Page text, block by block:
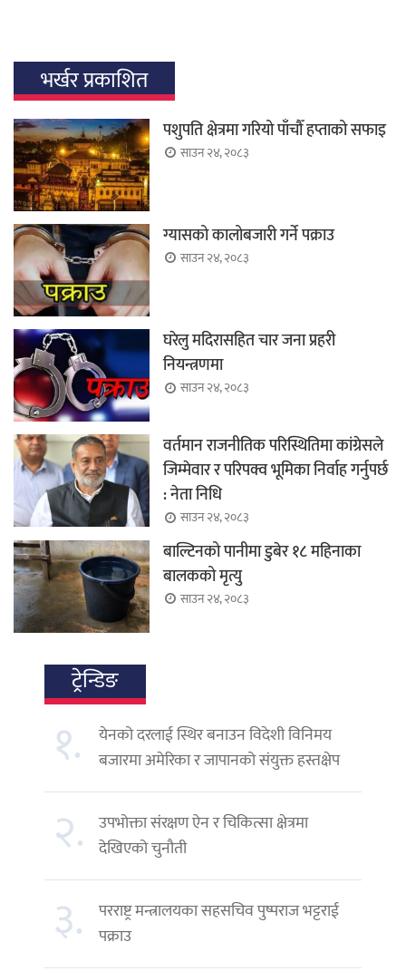
भर्खर प्रकाशित
पशुपति क्षेत्रमा गरियो पाँचौँ हप्ताको सफाइ
साउन २४, २०८३
ग्यासको कालोबजारी गर्ने पक्राउ
साउन २४, २०८३
घरेलु मदिरासहित चार जना प्रहरी
नियन्त्रणमा
साउन २४, २०८३
वर्तमान राजनीतिक परिस्थितिमा कांग्रेसले
जिम्मेवार र परिपक्व भूमिका निर्वाह गर्नुपर्छ
: नेता निधि
साउन २४, २०८३
बाल्टिनको पानीमा डुबेर १८ महिनाका
बालकको मृत्यु
साउन २४, २०८३
ट्रेन्डिङ
१.
येनको दरलाई स्थिर बनाउन विदेशी विनिमय
बजारमा अमेरिका र जापानको संयुक्त हस्तक्षेप
२. उपभोक्ता संरक्षण ऐन र चिकित्सा क्षेत्रमा
देखिएको चुनौती
३.
परराष्ट्र मन्त्रालयका सहसचिव पुष्पराज भट्टराई
पक्राउ